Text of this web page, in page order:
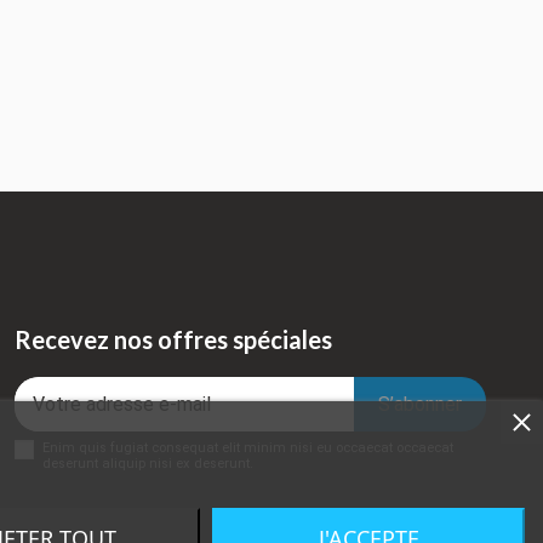
Recevez nos offres spéciales